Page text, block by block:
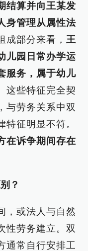
结算并向王某发
身管理从属性法
成部分来看， 王
儿园日常办学运
服务，属于幼儿
这些特征完全契
与劳务关系中双
征明显不符。
在诉争期间存在
？
，或法人与自然
性劳务建立。双
通常自行安排工